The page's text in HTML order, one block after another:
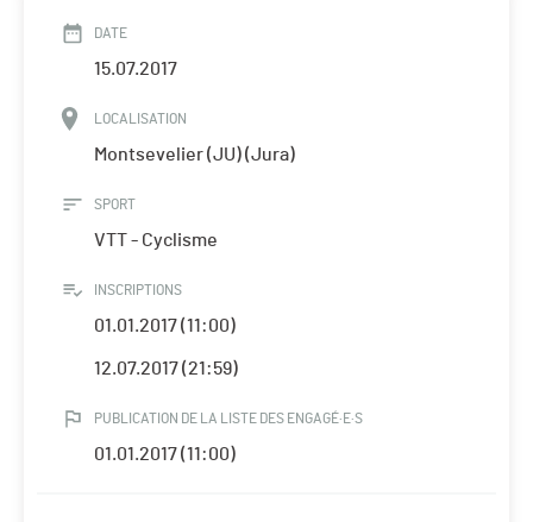
DATE
15.07.2017
LOCALISATION
Montsevelier (JU) (Jura)
SPORT
VTT - Cyclisme
INSCRIPTIONS
01.01.2017 (11:00)
12.07.2017 (21:59)
PUBLICATION DE LA LISTE DES ENGAGÉ·E·S
01.01.2017 (11:00)